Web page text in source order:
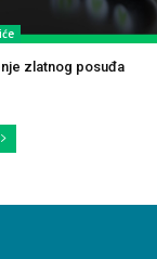
zlatnog posuđa